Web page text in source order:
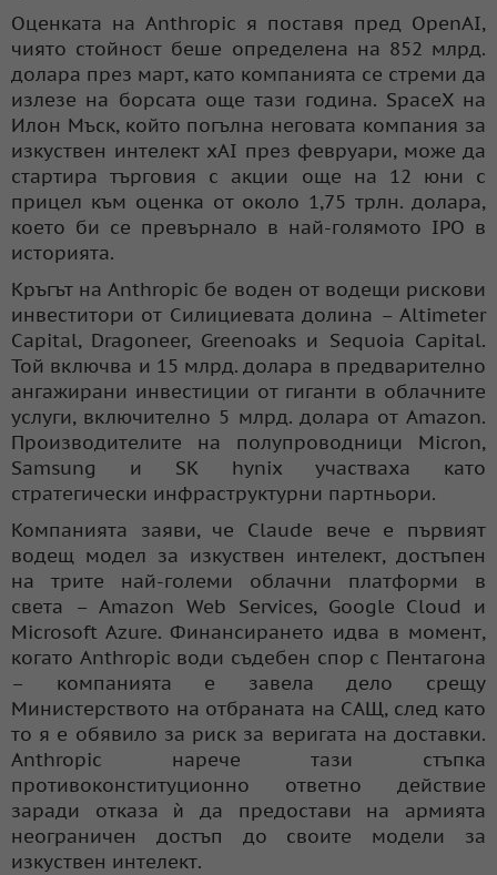
Оценката на Anthropic я поставя пред OpenAI,
чиято стойност беше определена на 852 млрд.
долара през март, като компанията се стреми да
излезе на борсата още тази година. SpaceX на
Илон Мъск, който погълна неговата компания за
изкуствен интелект xAI през февруари, може да
стартира търговия с акции още на 12 юни с
прицел към оценка от около 1,75 трлн. долара,
което би се превърнало в най-голямото IPO в
историята.
Кръгът на Anthropic бе воден от водещи рискови
инвеститори от Силициевата долина – Altimeter
Capital, Dragoneer, Greenoaks и Sequoia Capital.
Той включва и 15 млрд. долара в предварително
ангажирани инвестиции от гиганти в облачните
услуги, включително 5 млрд. долара от Amazon.
Производителите на полупроводници Micron,
Samsung и SK hynix участваха като
стратегически инфраструктурни партньори.
Компанията заяви, че Claude вече е първият
водещ модел за изкуствен интелект, достъпен
на трите най-големи облачни платформи в
света – Amazon Web Services, Google Cloud и
Microsoft Azure. Финансирането идва в момент,
когато Anthropic води съдебен спор с Пентагона
– компанията е завела дело срещу
Министерството на отбраната на САЩ, след като
то я е обявило за риск за веригата на доставки.
Anthropic нарече тази стъпка
противоконституционно ответно действие
заради отказа ѝ да предостави на армията
неограничен достъп до своите модели за
изкуствен интелект.